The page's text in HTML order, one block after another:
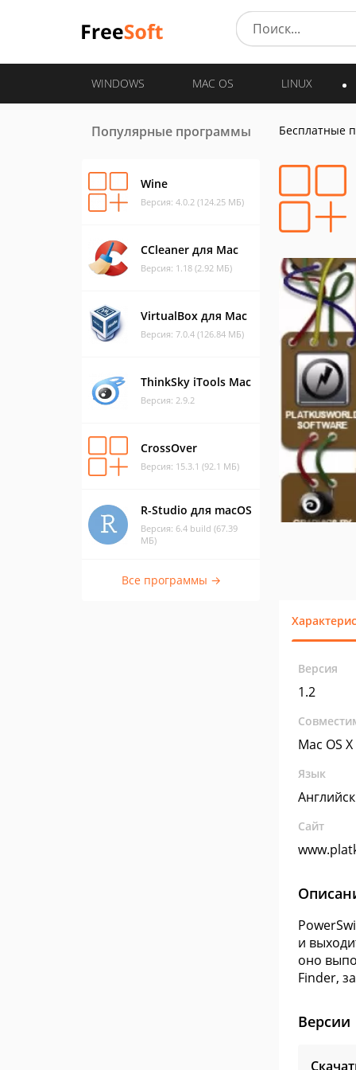
WINDOWS MAC OS LINUX
Популярные программы
Wine
Версия: 4.0.2 (124.25 МБ)
CCleaner для Mac
Версия: 1.18 (2.92 МБ)
VirtualBox для Mac
Версия: 7.0.4 (126.84 МБ)
ThinkSky iTools Mac
Версия: 2.9.2
CrossOver
Версия: 15.3.1 (92.1 МБ)
R-Studio для macOS
Версия: 6.4 build (67.39
МБ)
Все программы →
Бесплатные
Версия
1.2
Mac OS X
Язык
Сайт
и
оно
Finder,
Версии